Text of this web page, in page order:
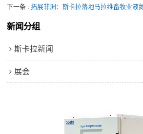
下一条 拓展非洲：斯卡拉落地马拉维畜牧业液
新闻分组
斯卡拉新闻
展会